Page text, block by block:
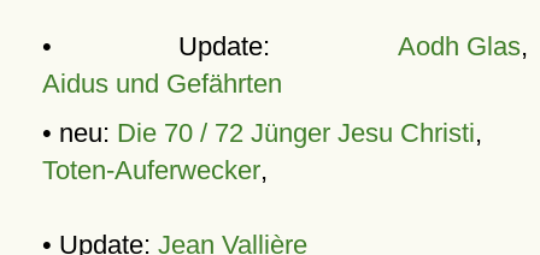
• Update: Aodh Glas,
Aidus und Gefährten
• neu: Die 70 / 72 Jünger Jesu Christi,
Toten-Auferwecker,
• Update: Jean Vallière